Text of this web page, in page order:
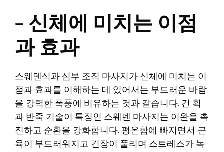
– 신체에 미치는 이점
과 효과
스웨덴식과 심부 조직 마사지가 신체에 미치는 이
점과 효과를 이해하는 데 있어서는 부드러운 바람
을 강력한 폭풍에 비유하는 것과 같습니다. 긴 획
과 반죽 기술이 특징인 스웨덴 마사지는 이완을 촉
진하고 순환을 강화합니다. 평온함에 빠지면서 근
육이 부드러워지고 긴장이 풀리며 스트레스가 녹